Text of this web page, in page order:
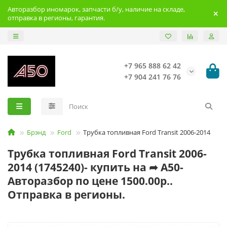
Авторазбор иномарок, запчасти б/у, наличие на складе,
отправка в регионы, гарантия.
+7 965 888 62 42
+7 904 241 76 76
Брэнд Ford Трубка топливная Ford Transit 2006-2014
Трубка топливная Ford Transit 2006-
2014 (1745240)- купить на ➦ А50-
Авторазбор по цене 1500.00р..
Отправка в регионы.